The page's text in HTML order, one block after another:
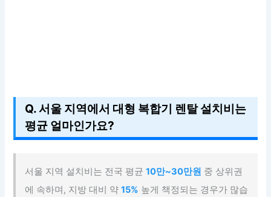
Q. 서울 지역에서 대형 복합기 렌탈 설치비는
평균 얼마인가요?
서울 지역 설치비는 전국 평균10만~30만원 중 상위권
에 속하며, 지방 대비 약15% 높게 책정되는 경우가 많습